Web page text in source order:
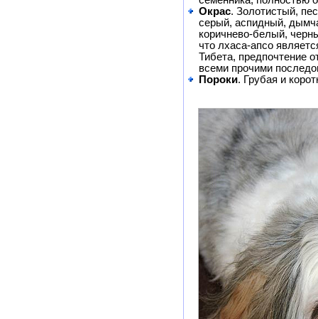
Окрас. Золотистый,
серый, аспидный,
коричнево-белый,
что лхаса-апсо
Тибета, предпочтение
всеми прочими
Пороки. Грубая и